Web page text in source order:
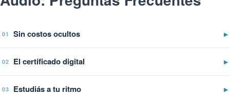
01 Sin costos ocultos ▶
02 El certificado digital ▶
03 Estudiás a tu ritmo ▶